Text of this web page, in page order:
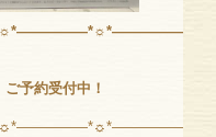
ご予約受付中！